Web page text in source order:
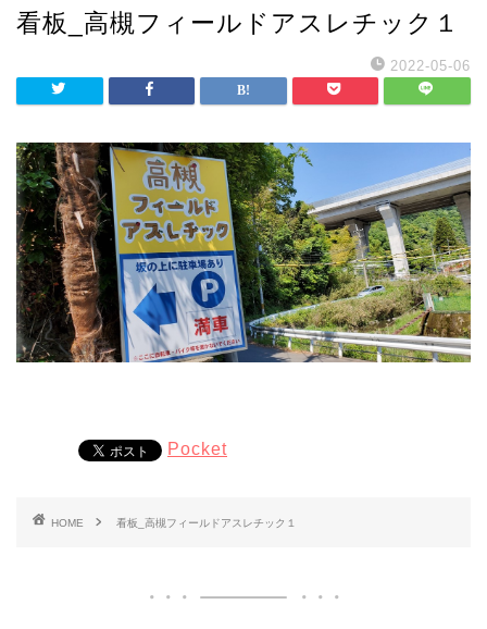
看板_高槻フィールドアスレチック１
2022-05-06
Pocket
HOME 看板_高槻フィールドアスレチック１